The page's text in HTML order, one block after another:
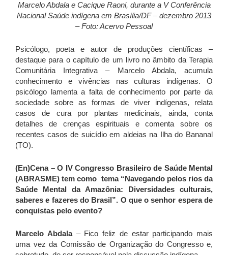
Marcelo Abdala e Cacique Raoni, durante a V Conferência
Nacional Saúde indígena em Brasília/DF – dezembro 2013
–Foto: Acervo Pessoal
Psicólogo, poeta e autor de produções científicas –
destaque para o capítulo de um livro no âmbito da Terapia
Comunitária Integrativa – Marcelo Abdala, acumula
conhecimento e vivências nas culturas indígenas. O
psicólogo lamenta a falta de conhecimento por parte da
sociedade sobre as formas de viver indígenas, relata
casos de cura por plantas medicinais, ainda, conta
detalhes de crenças espirituais e comenta sobre os
recentes casos de suicídio em aldeias na Ilha do Bananal
(TO).
(En)Cena –O IV Congresso Brasileiro de Saúde Mental
(ABRASME) tem como tema “Navegando pelos rios da
Saúde Mental da Amazônia: Diversidades culturais,
saberes e fazeres do Brasil”. O que o senhor espera de
conquistas pelo evento?
Marcelo Abdala– Fico feliz de estar participando mais
uma vez da Comissão de Organização do Congresso e,